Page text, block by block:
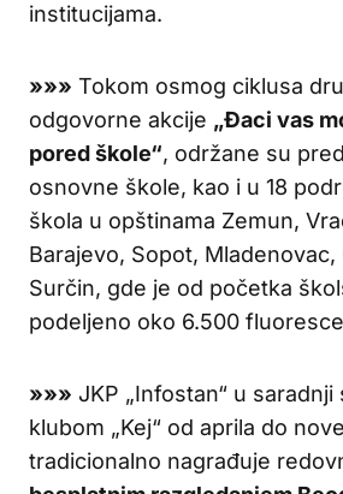
institucijama.
»»» Tokom osmog ciklusa
odgovorne akcije „Đaci vas
pored škole“, održane su
osnovne škole, kao i u 18
škola u opštinama Zemun,
Barajevo, Sopot, Mladenovac,
Surčin, gde je od početka
podeljeno oko 6.500
»»» JKP „Infostan“ u saradnji
klubom „Kej“ od aprila do
tradicionalno nagrađuje